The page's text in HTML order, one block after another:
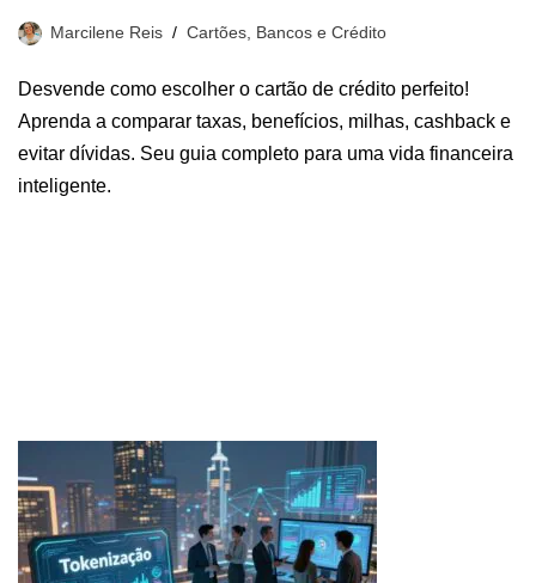
Marcilene Reis Cartões, Bancos e Crédito
Desvende como escolher o cartão de crédito perfeito!
Aprenda a comparar taxas, benefícios, milhas, cashback e
evitar dívidas. Seu guia completo para uma vida financeira
inteligente.